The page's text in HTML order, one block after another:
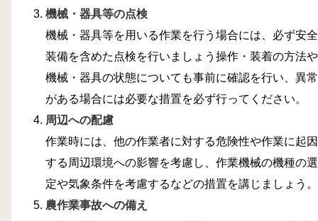
機械・器具等の点検
機械・器具等を用いる作業を行う場合には、必ず安全
装備を含めた点検を行いましょう操作・装着の方法や
機械・器具の状態についても事前に確認を行い、異常
がある場合には必要な措置を必ず行ってください。
周辺への配慮
作業時には、他の作業者に対する危険性や作業に起因
する周辺環境への影響を考慮し、作業機械の機種の選
定や気象条件を考慮するなどの措置を講じましょう。
農作業事故への備え